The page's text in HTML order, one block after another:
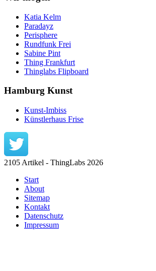
Katia Kelm
Paradayz
Perisphere
Rundfunk Frei
Sabine Pint
Thing Frankfurt
Thinglabs Flipboard
Hamburg Kunst
Kunst-Imbiss
Künstlerhaus Frise
2105 Artikel - ThingLabs 2026
Start
About
Sitemap
Kontakt
Datenschutz
Impressum